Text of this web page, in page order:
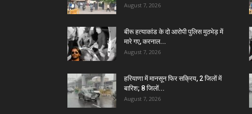
August 7, 2026
बीरू हत्याकांड के दो आरोपी पुलिस मुठभेड़ में
मारे गए, करनाल...
August 7, 2026
हरियाणा में मानसून फिर सक्रिय, 2 जिलों में
बारिश; 8 जिलों...
August 7, 2026